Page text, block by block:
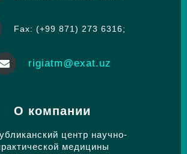
Fax: (+99 871) 273 6316;
rigiatm@exat.uz
О компании
центр научно-
медицины